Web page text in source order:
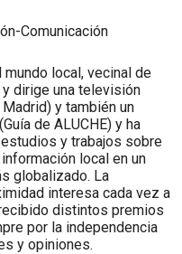
Comunicación
local, vecinal de
dirige una televisión
y también un
de ALUCHE) y ha
y trabajos sobre
local en un
globalizado. La
interesa cada vez a
distintos premios
por la independencia
y opiniones.